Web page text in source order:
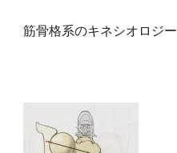
筋骨格系のキネシオロジー